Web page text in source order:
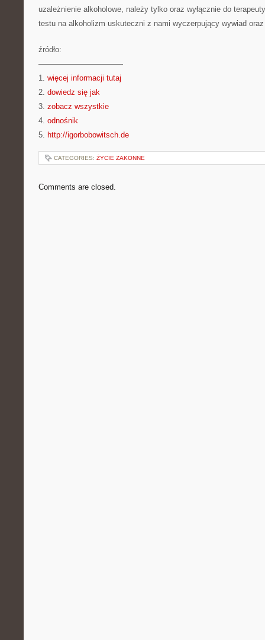
uzależnienie alkoholowe, należy tylko oraz wyłącznie do
testu na alkoholizm uskuteczni z nami wyczerpujący wywiad
źródło:
———————————
1. więcej informacji tutaj
2. dowiedz się jak
3. zobacz wszystkie
4. odnośnik
5. http://igorbobowitsch.de
CATEGORIES: ŻYCIE ZAKONNE
Comments are closed.